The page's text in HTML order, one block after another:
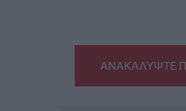
ΑΝΑΚΑΛΥΨΤΕ